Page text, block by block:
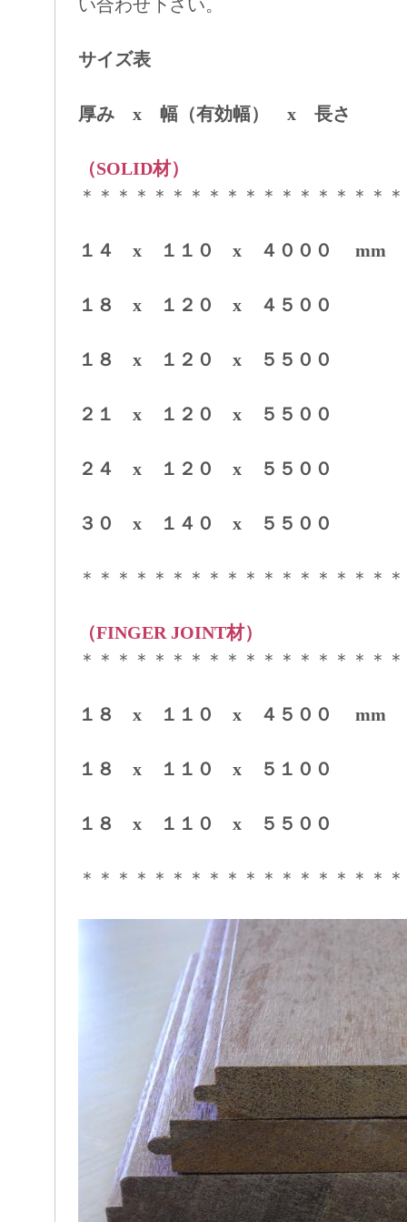
い合わせ下さい。
サイズ表
厚み x 幅（有効幅） x 長さ
（SOLID材）
＊＊＊＊＊＊＊＊＊＊＊＊＊＊＊＊＊＊
１４ x １１０ x ４０００ mm
１８ x １２０ x ４５００
１８ x １２０ x ５５００
２１ x １２０ x ５５００
２４ x １２０ x ５５００
３０ x １４０ x ５５００
＊＊＊＊＊＊＊＊＊＊＊＊＊＊＊＊＊＊
（FINGER JOINT材）
＊＊＊＊＊＊＊＊＊＊＊＊＊＊＊＊＊＊
１８ x １１０ x ４５００ mm
１８ x １１０ x ５１００
１８ x １１０ x ５５００
＊＊＊＊＊＊＊＊＊＊＊＊＊＊＊＊＊＊